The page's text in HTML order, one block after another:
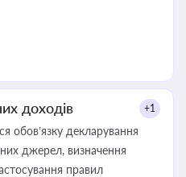
доходів +1
обов’язку декларування
джерел, визначення
правил